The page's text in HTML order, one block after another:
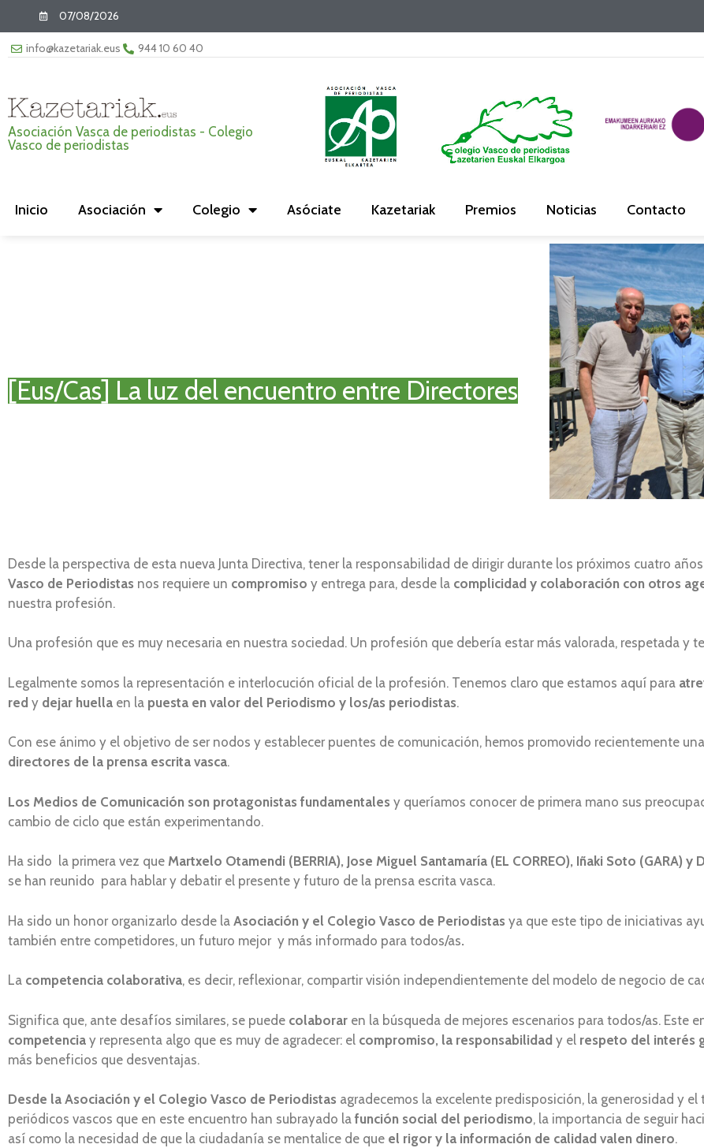
07/08/2026
info@kazetariak.eus 944 10 60 40
Asociación Vasca de periodistas - Colegio
Vasco de periodistas
Inicio Asociación Colegio Asóciate Kazetariak Premios Noticias Contacto
[Eus/Cas] La luz del encuentro entre Directores
Desde la perspectiva de esta nueva Junta Directiva, tener la responsabilidad de dirigir durante los próximos cuatro
Vasco de Periodistas nos requiere un compromiso y entrega para, desde la complicidad y colaboración con otros
nuestra profesión.
Una profesión que es muy necesaria en nuestra sociedad. Un profesión que debería estar más valorada, respetada y
Legalmente somos la representación e interlocución oficial de la profesión. Tenemos claro que estamos aquí para
red y dejar huella en la puesta en valor del Periodismo y los/as periodistas.
Con ese ánimo y el objetivo de ser nodos y establecer puentes de comunicación, hemos promovido recientemente
directores de la prensa escrita vasca.
Los Medios de Comunicación son protagonistas fundamentales y queríamos conocer de primera mano sus
cambio de ciclo que están experimentando.
Ha sido la primera vez que Martxelo Otamendi (BERRIA), Jose Miguel Santamaría (EL CORREO), Iñaki Soto (GARA) y
se han reunido para hablar y debatir el presente y futuro de la prensa escrita vasca.
Ha sido un honor organizarlo desde la Asociación y el Colegio Vasco de Periodistas ya que este tipo de iniciativas
también entre competidores, un futuro mejor y más informado para todos/as.
La competencia colaborativa, es decir, reflexionar, compartir visión independientemente del modelo de negocio de
Significa que, ante desafíos similares, se puede colaborar en la búsqueda de mejores escenarios para todos/as. Este
competencia y representa algo que es muy de agradecer: el compromiso, la responsabilidad y el respeto del interés
más beneficios que desventajas.
Desde la Asociación y el Colegio Vasco de Periodistas agradecemos la excelente predisposición, la generosidad y
periódicos vascos que en este encuentro han subrayado la función social del periodismo, la importancia de seguir
así como la necesidad de que la ciudadanía se mentalice de que el rigor y la información de calidad valen dinero.